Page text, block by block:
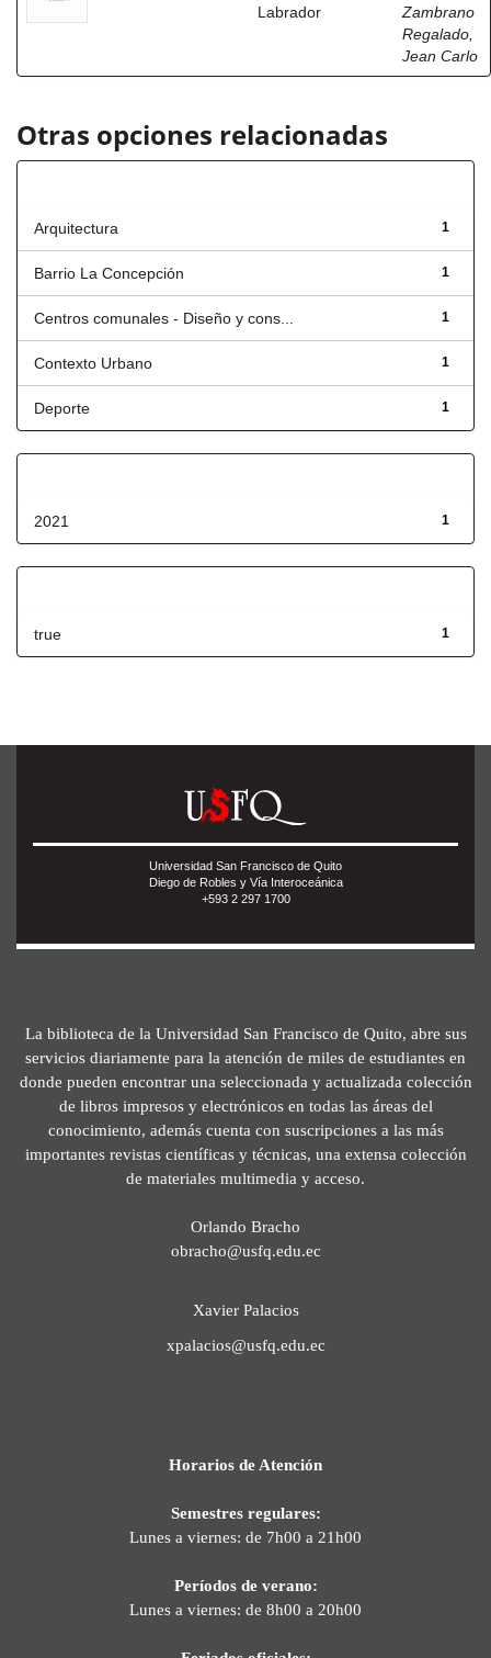
Labrador
Zambrano
Regalado,
Jean Carlo
Otras opciones relacionadas
1
Arquitectura
1
Barrio La Concepción
1
Centros comunales - Diseño y cons...
1
Contexto Urbano
1
Deporte
1
2021
1
true
Universidad San Francisco de Quito
Diego de Robles y Vía Interoceánica
+593 2 297 1700
La biblioteca de la Universidad San Francisco de Quito, abre sus
servicios diariamente para la atención de miles de estudiantes en
donde pueden encontrar una seleccionada y actualizada colección
de libros impresos y electrónicos en todas las áreas del
conocimiento, además cuenta con suscripciones a las más
importantes revistas científicas y técnicas, una extensa colección
de materiales multimedia y acceso.
Orlando Bracho
obracho@usfq.edu.ec
Xavier Palacios
xpalacios@usfq.edu.ec
Horarios de Atención
Semestres regulares:
Lunes a viernes: de 7h00 a 21h00
Períodos de verano:
Lunes a viernes: de 8h00 a 20h00